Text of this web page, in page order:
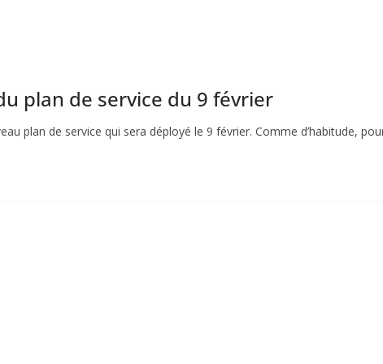
plan de service du 9 février
plan de service qui sera déployé le 9 février. Comme d’habitude,